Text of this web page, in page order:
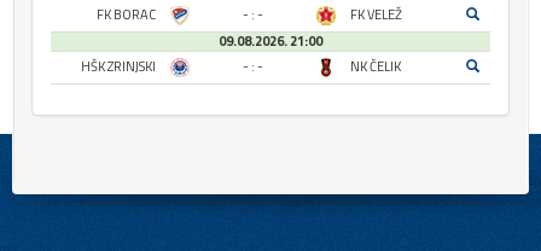
FK BORAC
- : -
FK VELEŽ
09.08.2026. 21:00
HŠK ZRINJSKI
- : - NK ČELIK